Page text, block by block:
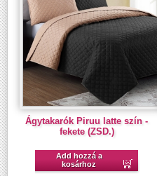
Ágytakarók Piruu latte szín -
fekete (ZSD.)
Add hozzá a
kosárhoz